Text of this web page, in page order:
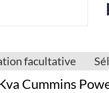
facultative
Cummins